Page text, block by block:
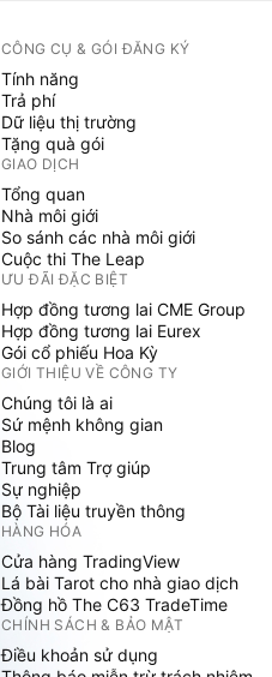
CÔNG CỤ & GÓI ĐĂNG KÝ
Tính năng
Trả phí
Dữ liệu thị trường
Tặng quà gói
GIAO DỊCH
Tổng quan
Nhà môi giới
So sánh các nhà môi giới
Cuộc thi The Leap
ƯU ĐÃI ĐẶC BIỆT
Hợp đồng tương lai CME Group
Hợp đồng tương lai Eurex
Gói cổ phiếu Hoa Kỳ
GIỚI THIỆU VỀ CÔNG TY
Chúng tôi là ai
Sứ mệnh không gian
Blog
Trung tâm Trợ giúp
Sự nghiệp
Bộ Tài liệu truyền thông
HÀNG HÓA
Cửa hàng TradingView
Lá bài Tarot cho nhà giao dịch
Đồng hồ The C63 TradeTime
CHÍNH SÁCH & BẢO MẬT
Điều khoản sử dụng